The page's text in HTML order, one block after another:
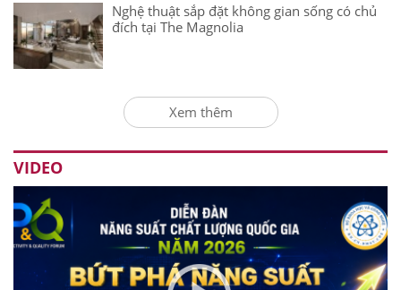
Nghệ thuật sắp đặt không gian sống có chủ
đích tại The Magnolia
Xem thêm
VIDEO